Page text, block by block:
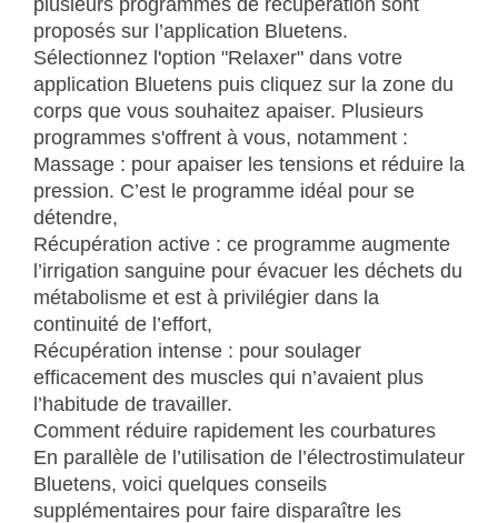
proposés sur l’application Bluetens.
Sélectionnez l'option "Relaxer" dans votre
application Bluetens puis cliquez sur la zone du
corps que vous souhaitez apaiser. Plusieurs
programmes s'offrent à vous, notamment :
Massage : pour apaiser les tensions et réduire la
pression. C’est le programme idéal pour se
détendre,
Récupération active : ce programme augmente
l’irrigation sanguine pour évacuer les déchets du
métabolisme et est à privilégier dans la
continuité de l’effort,
Récupération intense : pour soulager
efficacement des muscles qui n’avaient plus
l’habitude de travailler.
Comment réduire rapidement les courbatures
En parallèle de l’utilisation de l’électrostimulateur
Bluetens, voici quelques conseils
supplémentaires pour faire disparaître les